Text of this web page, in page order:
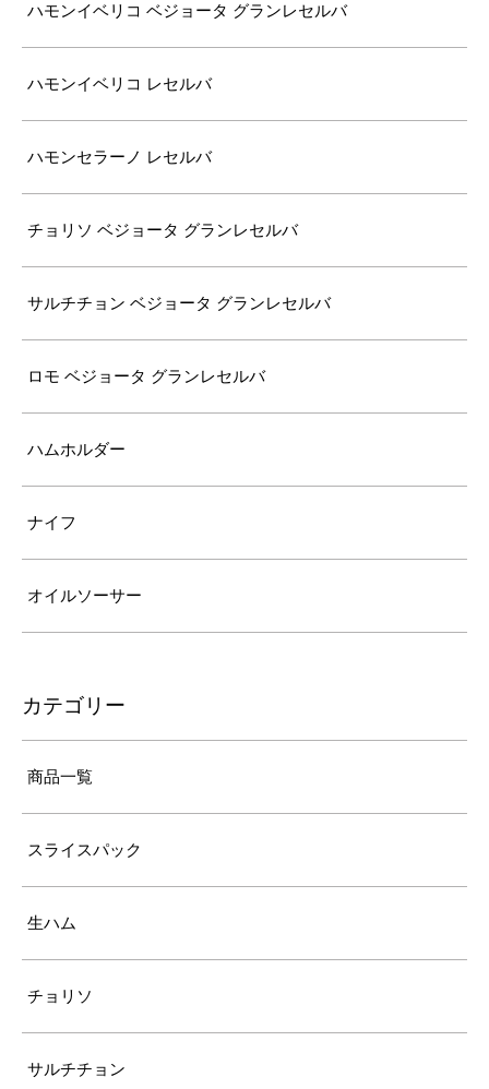
ハモンイベリコ ベジョータ グランレセルバ
ハモンイベリコ レセルバ
ハモンセラーノ レセルバ
チョリソ ベジョータ グランレセルバ
サルチチョン ベジョータ グランレセルバ
ロモ ベジョータ グランレセルバ
ハムホルダー
ナイフ
オイルソーサー
カテゴリー
商品一覧
スライスパック
生ハム
チョリソ
サルチチョン